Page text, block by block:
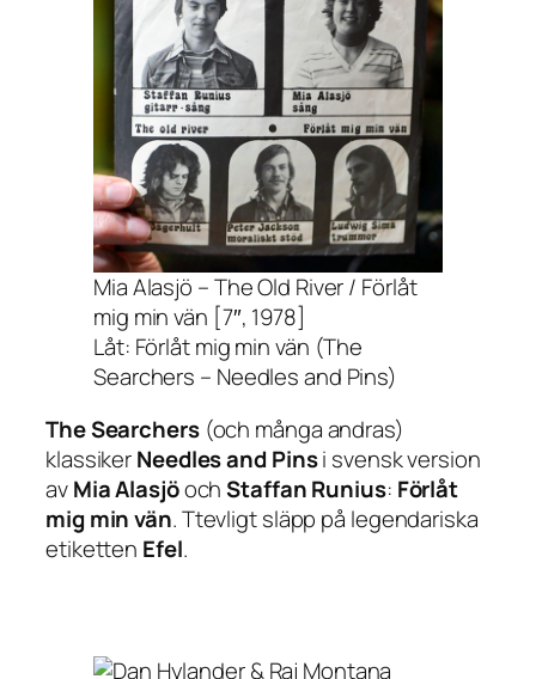
Mia Alasjö – The Old River / Förlåt
mig min vän [7″, 1978]
Låt: Förlåt mig min vän (The
Searchers – Needles and Pins)
The Searchers(och många andras)
klassikerNeedles and Pinsi svensk version
avMia AlasjöochStaffan Runius: Förlåt
mig min vän. Ttevligt släpp på legendariska
etiketten Efel.